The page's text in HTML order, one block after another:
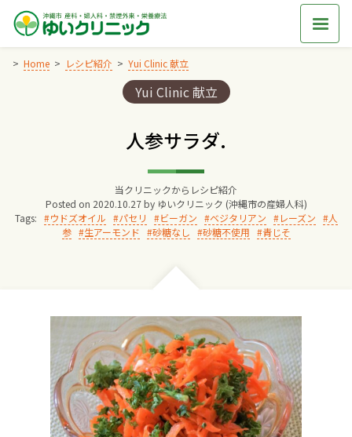
Skip
content
Home レシピ紹介 Yui Clinic 献立
Categories:
Yui Clinic 献立
人参サラダ.
当クリニックからレシピ紹介
Posted on 2020.10.27 by ゆいクリニック (沖縄市の産婦人科)
Tags:
ウドズオイル パセリ ビーガン ベジタリアン レーズン
人
参
生アーモンド 砂糖なし 砂糖不使用 青じそ
院長からのごあいさつ
妊婦健診
お産について
親と子の結びつき支援